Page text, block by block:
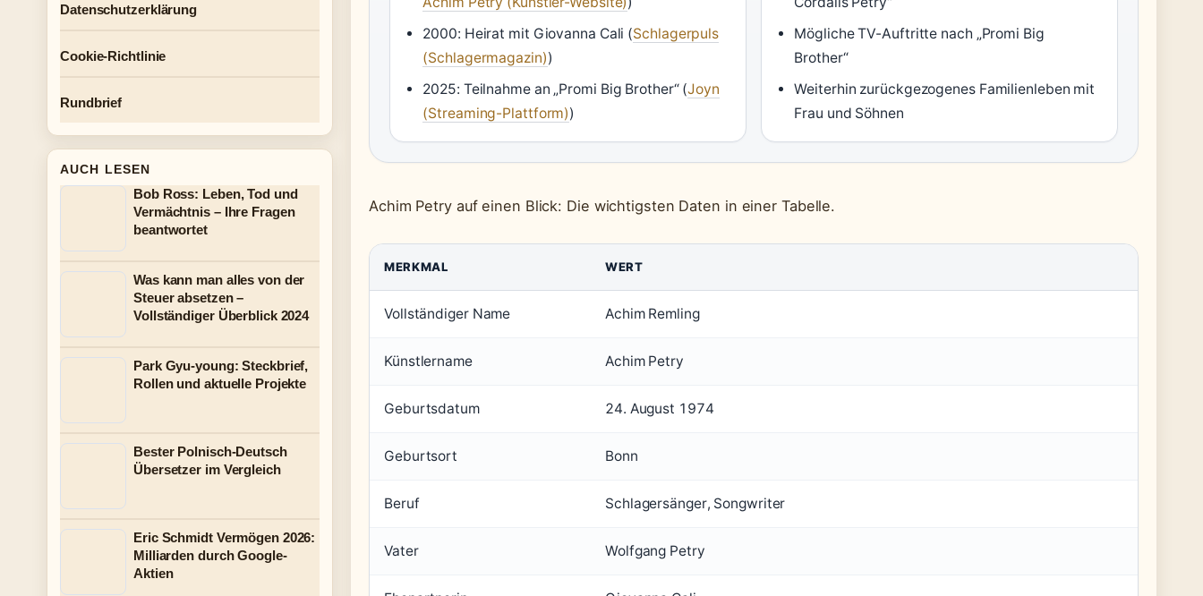
2000: Heirat mit Giovanna Cali (Schlagerpuls
(Schlagermagazin))
2025: Teilnahme an „Promi Big Brother“ (Joyn
(Streaming-Plattform))
Mögliche TV-Auftritte nach „Promi Big
Brother“
Weiterhin zurückgezogenes Familienleben mit
Frau und Söhnen
Achim Petry auf einen Blick: Die wichtigsten Daten in einer Tabelle.
MERKMAL WERT
Vollständiger Name Achim Remling
Künstlername Achim Petry
Geburtsdatum 24. August 1974
Geburtsort Bonn
Beruf Schlagersänger, Songwriter
Vater Wolfgang Petry
Datenschutzerklärung
Cookie-Richtlinie
Rundbrief
AUCH LESEN
Bob Ross: Leben, Tod und
Vermächtnis – Ihre Fragen
beantwortet
Was kann man alles von der
Steuer absetzen –
Vollständiger Überblick 2024
Park Gyu-young: Steckbrief,
Rollen und aktuelle Projekte
Bester Polnisch-Deutsch
Übersetzer im Vergleich
Eric Schmidt Vermögen 2026:
Milliarden durch Google-
Aktien